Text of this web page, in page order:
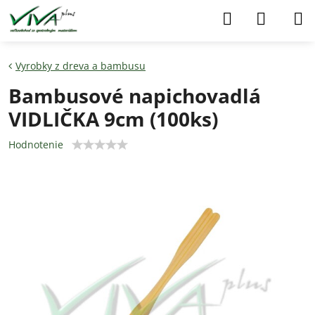
Vyrobky z dreva a bambusu
Bambusové napichovadlá
VIDLIČKA 9cm (100ks)
Hodnotenie